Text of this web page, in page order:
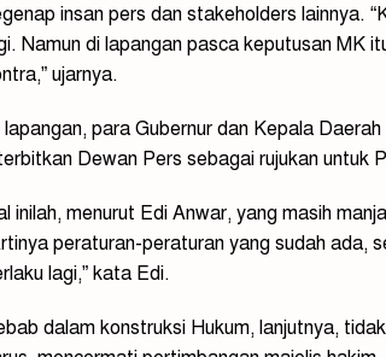
insan pers dan stakeholders lainnya.
Namun di lapangan pasca keputusan MK
ujarnya.
lapangan, para Gubernur dan Kepala
Dewan Pers sebagai rujukan untuk
inilah, menurut Edi Anwar, yang masih
peraturan-peraturan yang sudah ada,
lagi,” kata Edi.
dalam konstruksi Hukum, lanjutnya,